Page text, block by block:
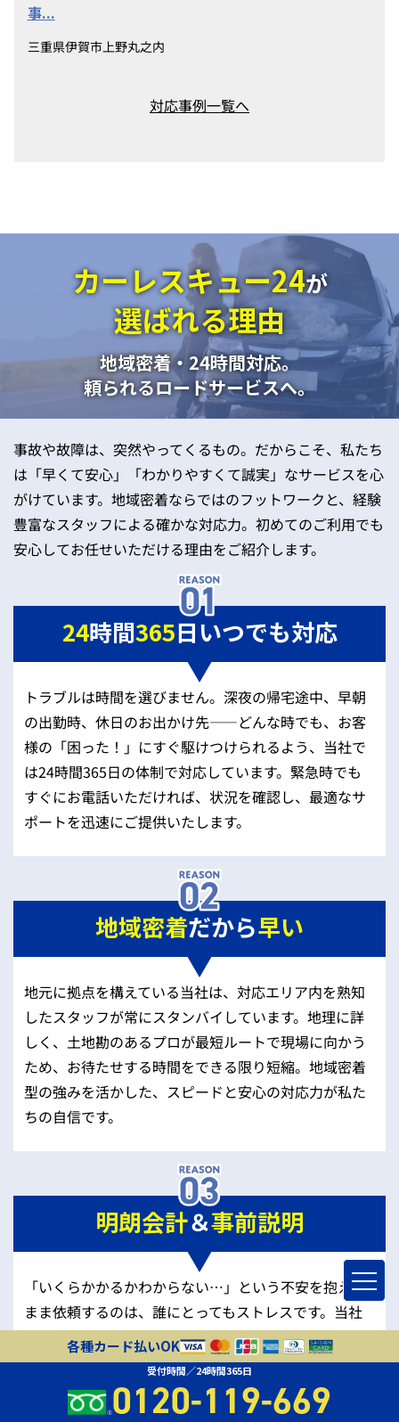
事...
三重県伊賀市上野丸之内
対応事例一覧へ
カーレスキュー24が
選ばれる理由
地域密着・24時間対応。
頼られるロードサービスへ。
事故や故障は、突然やってくるもの。だからこそ、私たち
は「早くて安心」「わかりやすくて誠実」なサービスを心
がけています。地域密着ならではのフットワークと、経験
豊富なスタッフによる確かな対応力。初めてのご利用でも
安心してお任せいただける理由をご紹介します。
24時間365日いつでも対応
トラブルは時間を選びません。深夜の帰宅途中、早朝
の出勤時、休日のお出かけ先——どんな時でも、お客
様の「困った！」にすぐ駆けつけられるよう、当社で
は24時間365日の体制で対応しています。緊急時でも
すぐにお電話いただければ、状況を確認し、最適なサ
ポートを迅速にご提供いたします。
地域密着だから早い
地元に拠点を構えている当社は、対応エリア内を熟知
したスタッフが常にスタンバイしています。地理に詳
しく、土地勘のあるプロが最短ルートで現場に向かう
ため、お待たせする時間をできる限り短縮。地域密着
型の強みを活かした、スピードと安心の対応力が私た
ちの自信です。
明朗会計＆事前説明
「いくらかかるかわからない…」という不安を抱えた
まま依頼するのは、誰にとってもストレスです。当社
では、作業前にトラブル状況を確認し、料金を明確に
ご説明いたします。ご納得いただいたうえで作業を開
始するため、後から追加費用が発生することはありま
せん。安心してご利用いただけるよう、常に丁寧な対
各種カード払いOK
受付時間／24時間365日
0120-119-669